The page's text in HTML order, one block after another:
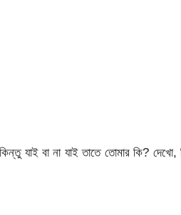
যাই বা না যাই তাতে তোমার কি?